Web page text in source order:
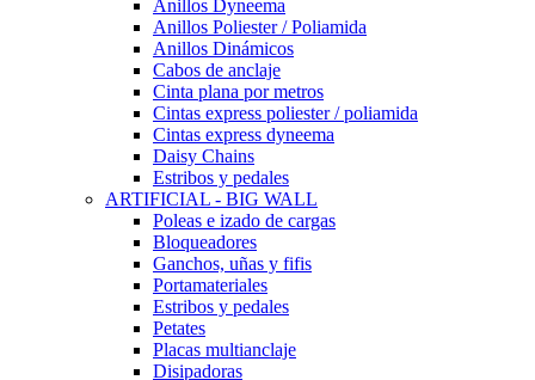
Anillos Dyneema
Anillos Poliester / Poliamida
Anillos Dinámicos
Cabos de anclaje
Cinta plana por metros
Cintas express poliester / poliamida
Cintas express dyneema
Daisy Chains
Estribos y pedales
ARTIFICIAL - BIG WALL
Poleas e izado de cargas
Bloqueadores
Ganchos, uñas y fifis
Portamateriales
Estribos y pedales
Petates
Placas multianclaje
Disipadoras